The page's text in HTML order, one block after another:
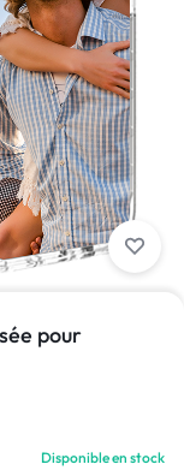
pour
Disponible en stock